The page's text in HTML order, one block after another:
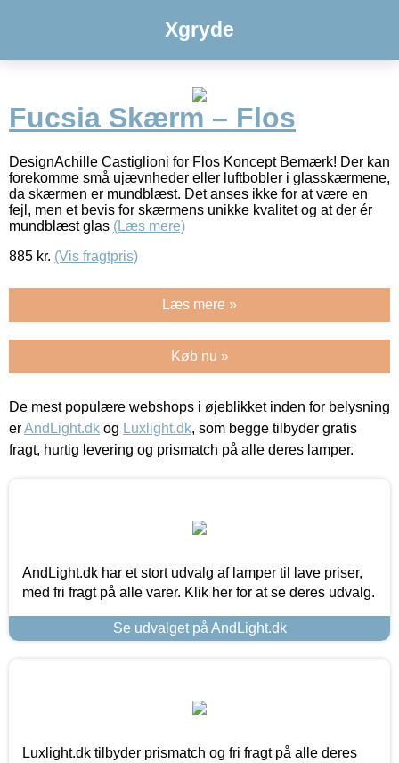
Xgryde
Fucsia Skærm – Flos
DesignAchille Castiglioni for Flos Koncept Bemærk! Der kan
forekomme små ujævnheder eller luftbobler i glasskærmene,
da skærmen er mundblæst. Det anses ikke for at være en
fejl, men et bevis for skærmens unikke kvalitet og at der ér
mundblæst glas (Læs mere)
885 kr. (Vis fragtpris)
Læs mere »
Køb nu »
De mest populære webshops i øjeblikket inden for belysning
erAndLight.dk og Luxlight.dk, som begge tilbyder gratis
fragt, hurtig levering og prismatch på alle deres lamper.
AndLight.dk har et stort udvalg af lamper til lave priser,
med fri fragt på alle varer. Klik her for at se deres udvalg.
Se udvalget på AndLight.dk
Luxlight.dk tilbyder prismatch og fri fragt på alle deres